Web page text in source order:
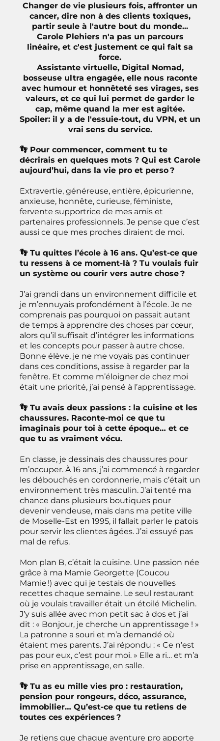
Changer de vie plusieurs fois, affronter un
cancer, dire non à des clients toxiques,
partir seule à l'autre bout du monde...
Carole Plehiers n'a pas un parcours
linéaire, et c'est justement ce qui fait sa
force.
Assistante virtuelle, Digital Nomad,
bosseuse ultra engagée, elle nous raconte
avec humour et honnêteté ses virages, ses
valeurs, et ce qui lui permet de garder le
cap, même quand la mer est agitée.
Spoiler: il y a de l'essuie-tout, du VPN, et un
vrai sens du service.
👣 Pour commencer, comment tu te
décrirais en quelques mots ? Qui est Carole
aujourd’hui, dans la vie pro et perso ?
Extravertie, généreuse, entière, épicurienne,
anxieuse, honnête, curieuse, féministe,
fervente supportrice de mes amis et
partenaires professionnels. Je pense que c’est
aussi ce que mes proches diraient de moi.
👣 Tu quittes l’école à 16 ans. Qu’est-ce que
tu ressens à ce moment-là ? Tu voulais fuir
un système ou courir vers autre chose ?
J’ai grandi dans un environnement difficile et
je m’ennuyais profondément à l’école. Je ne
comprenais pas pourquoi on passait autant
de temps à apprendre des choses par cœur,
alors qu’il suffisait d’intégrer les informations
et les concepts pour passer à autre chose.
Bonne élève, je ne me voyais pas continuer
dans ces conditions, assise à regarder par la
fenêtre. Et comme m’éloigner de chez moi
était une priorité, j’ai pensé à l’apprentissage.
👣 Tu avais deux passions : la cuisine et les
chaussures. Raconte-moi ce que tu
imaginais pour toi à cette époque… et ce
que tu as vraiment vécu.
En classe, je dessinais des chaussures pour
m’occuper. À 16 ans, j’ai commencé à regarder
les débouchés en cordonnerie, mais c’était un
environnement très masculin. J’ai tenté ma
chance dans plusieurs boutiques pour
devenir vendeuse, mais dans ma petite ville
de Moselle-Est en 1995, il fallait parler le patois
pour servir les clientes âgées. J’ai essuyé pas
mal de refus.
Mon plan B, c’était la cuisine. Une passion née
grâce à ma Mamie Georgette (Coucou
Mamie !) avec qui je testais de nouvelles
recettes chaque semaine. Le seul restaurant
où je voulais travailler était un étoilé Michelin.
J’y suis allée avec mon petit sac à dos et j’ai
dit : « Bonjour, je cherche un apprentissage ! »
La patronne a souri et m’a demandé où
étaient mes parents. J’ai répondu : « Ce n’est
pas pour eux, c’est pour moi. » Elle a ri… et m’a
prise en apprentissage, en salle.
👣 Tu as eu mille vies pro : restauration,
pension pour rongeurs, déco, assurance,
immobilier… Qu’est-ce que tu retiens de
toutes ces expériences ?
Je retiens que chaque aventure pro apporte